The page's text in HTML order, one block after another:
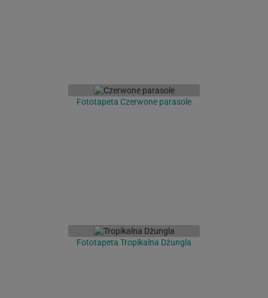
Fototapeta Czerwone parasole
Fototapeta Tropikalna Dżungla